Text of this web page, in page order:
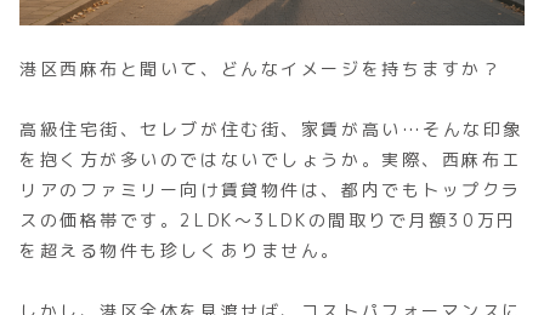
港区西麻布と聞いて、どんなイメージを持ちますか？
高級住宅街、セレブが住む街、家賃が高い…そんな印象
を抱く方が多いのではないでしょうか。実際、西麻布エ
リアのファミリー向け賃貸物件は、都内でもトップクラ
スの価格帯です。2LDK～3LDKの間取りで月額30万円
を超える物件も珍しくありません。